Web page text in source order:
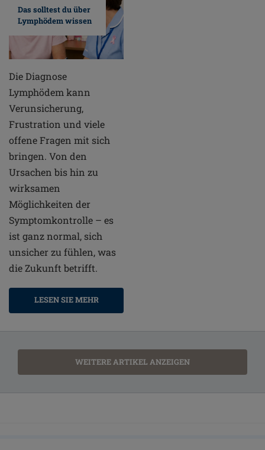
Das solltest du über
Lymphödem wissen
Die Diagnose
Lymphödem kann
Verunsicherung,
Frustration und viele
offene Fragen mit sich
bringen. Von den
Ursachen bis hin zu
wirksamen
Möglichkeiten der
Symptomkontrolle – es
ist ganz normal, sich
unsicher zu fühlen, was
die Zukunft betrifft.
LESEN SIE MEHR
WEITERE ARTIKEL ANZEIGEN